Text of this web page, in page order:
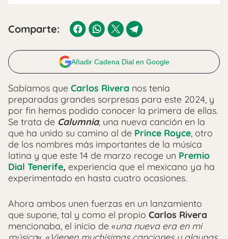
Comparte:
Añadir Cadena Dial en Google
Sabíamos que Carlos Rivera nos tenía
preparadas grandes sorpresas para este 2024, y
por fin hemos podido conocer la primera de ellas.
Se trata de Calumnia, una nueva canción en la
que ha unido su camino al de Prince Royce, otro
de los nombres más importantes de la música
latina y que este 14 de marzo recoge un Premio
Dial Tenerife, experiencia que el mexicano ya ha
experimentado en hasta cuatro ocasiones.
Ahora ambos unen fuerzas en un lanzamiento
que supone, tal y como el propio Carlos Rivera
mencionaba, el inicio de «una nueva era en mi